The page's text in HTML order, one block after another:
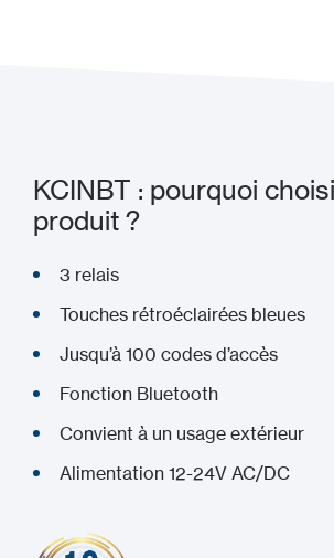
KCINBT : pourquoi
produit ?
3 relais
Touches rétroéclairées bleues
Jusqu’à 100 codes d’accès
Fonction Bluetooth
Convient à un usage extérieur
Alimentation 12-24V AC/DC